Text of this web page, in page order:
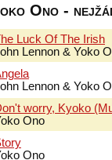
Ono -
Luck Of The Irish
Lennon & Yoko
Lennon & Yoko
worry, Kyoko
Ono
Ono